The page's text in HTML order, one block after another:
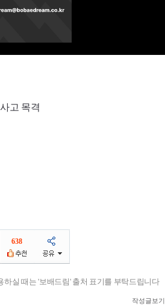
고 목격
638
하실 때는 '보배드림' 출처 표기를 부탁드립니다
작성글보기